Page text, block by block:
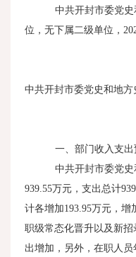
中共开封市委党
位，无下属二级单位，
中共开封市委党史和地方
一、部门收入支
中共开封市委党
939.55万元，支出总计
计各增加193.95万元，增
职级常态化晋升以及新招
出增加，另外，在职人